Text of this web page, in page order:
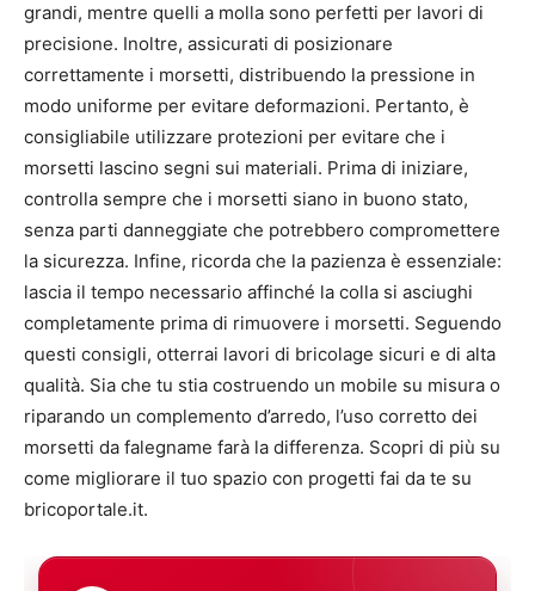
grandi, mentre quelli a molla sono perfetti per lavori di
precisione. Inoltre, assicurati di posizionare
correttamente i morsetti, distribuendo la pressione in
modo uniforme per evitare deformazioni. Pertanto, è
consigliabile utilizzare protezioni per evitare che i
morsetti lascino segni sui materiali. Prima di iniziare,
controlla sempre che i morsetti siano in buono stato,
senza parti danneggiate che potrebbero compromettere
la sicurezza. Infine, ricorda che la pazienza è essenziale:
lascia il tempo necessario affinché la colla si asciughi
completamente prima di rimuovere i morsetti. Seguendo
questi consigli, otterrai lavori di bricolage sicuri e di alta
qualità. Sia che tu stia costruendo un mobile su misura o
riparando un complemento d’arredo, l’uso corretto dei
morsetti da falegname farà la differenza. Scopri di più su
come migliorare il tuo spazio con progetti fai da te su
bricoportale.it.